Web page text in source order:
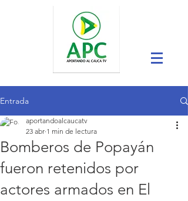
Entrada
Bomberos de Popayán
fueron retenidos por
actores armados en El
aportandoalcaucatv
23 abr 1 min de lectura